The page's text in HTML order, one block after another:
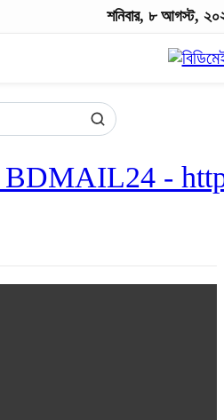
BDMAIL24 -
শনিবার, ৮ আগস্ট,